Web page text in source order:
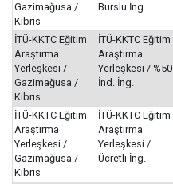
Gazimağusa /
Kıbrıs
Burslu İng.
İTÜ-KKTC Eğitim
Araştırma
Yerleşkesi /
Gazimağusa /
Kıbrıs
İTÜ-KKTC Eğitim
Araştırma
Yerleşkesi / %50
İnd. İng.
İTÜ-KKTC Eğitim
Araştırma
Yerleşkesi /
Gazimağusa /
Kıbrıs
İTÜ-KKTC Eğitim
Araştırma
Yerleşkesi /
Ücretli İng.